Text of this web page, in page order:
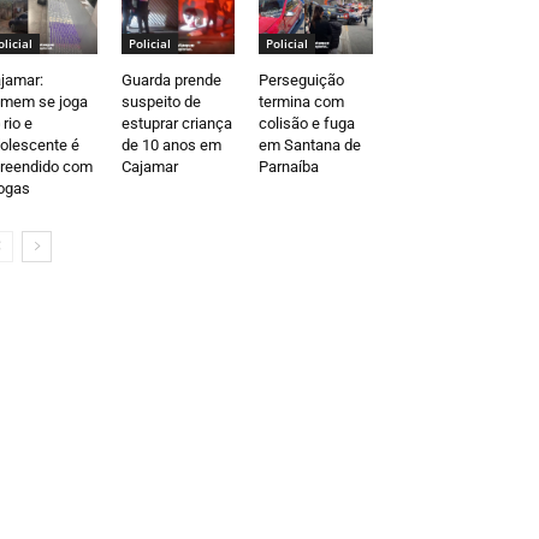
se joga
rio e
é
com
Policial
Guarda prende
suspeito de
estuprar criança
de 10 anos em
Cajamar
Policial
Perseguição
termina com
colisão e fuga
em Santana de
Parnaíba